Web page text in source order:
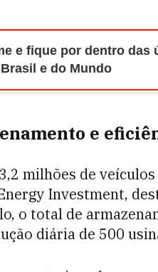
e fique por dentro das
e do Mundo
e
milhões de
Investment,
o total de
diária de 500